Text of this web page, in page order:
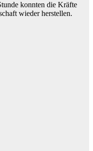
konnten die Kräfte
wieder herstellen.